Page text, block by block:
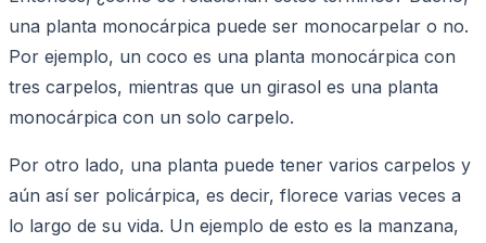
una planta monocárpica puede ser monocarpelar o no.
Por ejemplo, un coco es una planta monocárpica con
tres carpelos, mientras que un girasol es una planta
monocárpica con un solo carpelo.
Por otro lado, una planta puede tener varios carpelos y
aún así ser policárpica, es decir, florece varias veces a
lo largo de su vida. Un ejemplo de esto es la manzana,